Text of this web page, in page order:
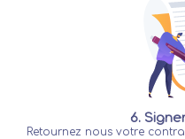
6.
Retournez nous votre